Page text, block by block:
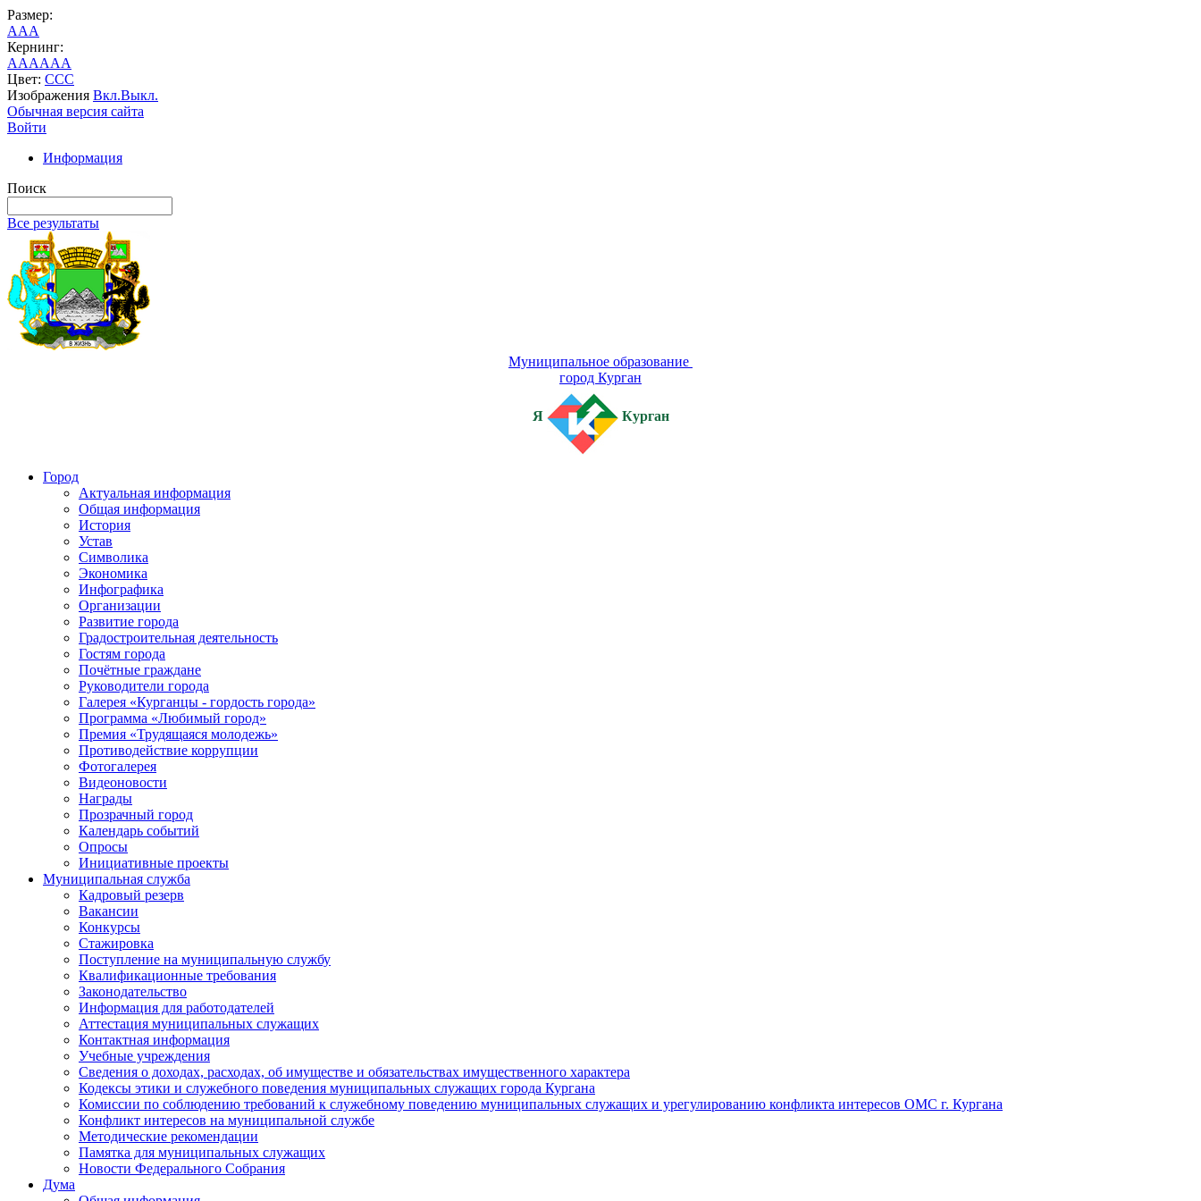
Размер:
AAA
Кернинг:
AAAAAA
Цвет: CCC
Изображения Вкл.Выкл.
Обычная версия сайта
Войти
Информация
Поиск
Все результаты
Муниципальное образование
город Курган
Я Курган
Город
Актуальная информация
Общая информация
История
Устав
Символика
Экономика
Инфографика
Организации
Развитие города
Градостроительная деятельность
Гостям города
Почётные граждане
Руководители города
Галерея «Курганцы - гордость города»
Программа «Любимый город»
Премия «Трудящаяся молодежь»
Противодействие коррупции
Фотогалерея
Видеоновости
Награды
Прозрачный город
Календарь событий
Опросы
Инициативные проекты
Муниципальная служба
Кадровый резерв
Вакансии
Конкурсы
Стажировка
Поступление на муниципальную службу
Квалификационные требования
Законодательство
Информация для работодателей
Аттестация муниципальных служащих
Контактная информация
Учебные учреждения
Сведения о доходах, расходах, об имуществе и обязательствах имущественного характера
Кодексы этики и служебного поведения муниципальных служащих города Кургана
Комиссии по соблюдению требований к служебному поведению муниципальных служащих и урегулированию конфликта интересов ОМС г. Кургана
Конфликт интересов на муниципальной службе
Методические рекомендации
Памятка для муниципальных служащих
Новости Федерального Cобрания
Дума